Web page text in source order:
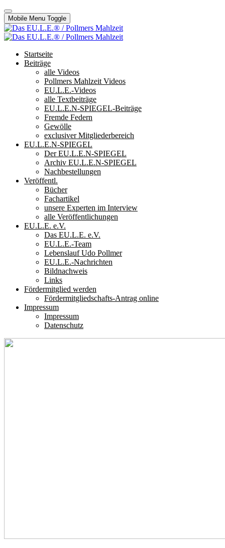
Mobile Menu Toggle
Startseite
Beiträge
alle Videos
Pollmers Mahlzeit Videos
EU.L.E.-Videos
alle Textbeiträge
EU.L.E.N-SPIEGEL-Beiträge
Fremde Federn
Gewölle
exclusiver Mitgliederbereich
EU.L.E.N-SPIEGEL
Der EU.L.E.N-SPIEGEL
Archiv EU.L.E.N-SPIEGEL
Nachbestellungen
Veröffentl.
Bücher
Fachartikel
unsere Experten im Interview
alle Veröffentlichungen
EU.L.E. e.V.
Das EU.L.E. e.V.
EU.L.E.-Team
Lebenslauf Udo Pollmer
EU.L.E.-Nachrichten
Bildnachweis
Links
Fördermitglied werden
Fördermitgliedschafts-Antrag online
Impressum
Impressum
Datenschutz